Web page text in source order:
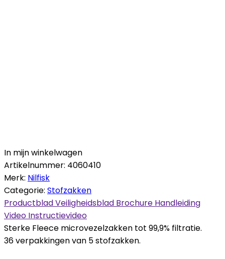
In mijn winkelwagen
Artikelnummer: 4060410
Merk: Nilfisk
Categorie: Stofzakken
ProductbladVeiligheidsblad Brochure Handleiding
Video Instructievideo
Sterke Fleece microvezelzakken tot 99,9% filtratie.
36 verpakkingen van 5 stofzakken.